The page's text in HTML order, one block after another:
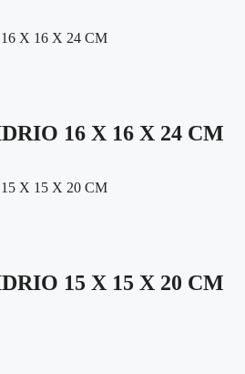
16 X 16 X 24 CM
15 X 15 X 20 CM